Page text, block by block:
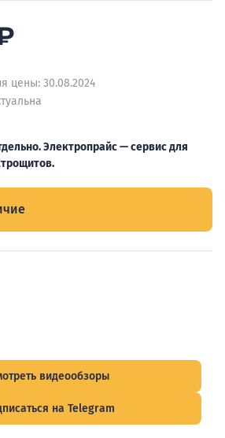
цены: 30.08.2024
Электропрайс — сервис для
видеообзоры
на Telegram